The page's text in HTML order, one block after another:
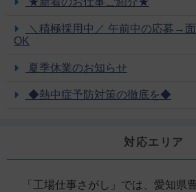
＼積極採用中／ 午前中の応募→
OK
夏季休業のお知らせ
◆熱中症予防対策の徹底を◆
対応エリア
「工場仕事さがし」では、愛知県